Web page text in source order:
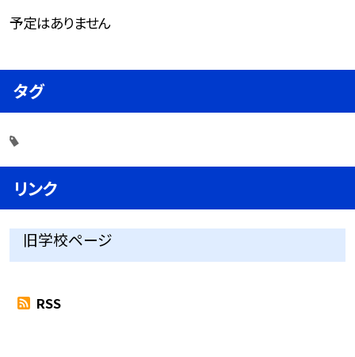
予定はありません
タグ
リンク
旧学校ページ
RSS